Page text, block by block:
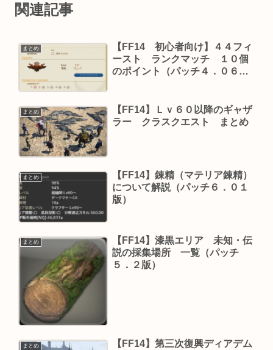
関連記事
まとめ
【FF14 初心者向け】４４フィ
ースト ランクマッチ １０個
のポイント（パッチ４．０６
まとめ
【FF14】Ｌｖ６０以降のギャザ
ラー クラスクエスト まとめ
まとめ
【FF14】錬精（マテリア錬精）
について解説（パッチ６．０１
版）
まとめ
【FF14】漆黒エリア 未知・伝
説の採集場所 一覧（パッチ
５．２版）
まとめ
【FF14】第三次復興ディアデム